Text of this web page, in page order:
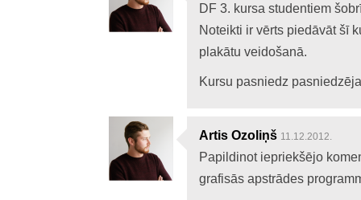
DF 3. kursa studentiem
Noteikti ir vērts piedāvāt šī
plakātu veidošanā.
Kursu pasniedz
Artis Ozoliņš 11.12.2012.
Papildinot iepriekšējo
grafisās apstrādes